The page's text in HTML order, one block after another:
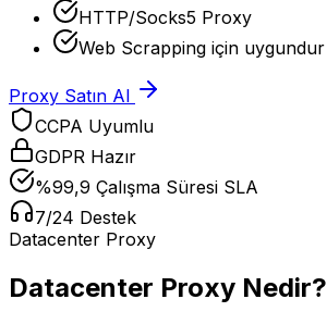
HTTP/Socks5 Proxy
Web Scrapping için uygundur
Proxy Satın Al
CCPA Uyumlu
GDPR Hazır
%99,9 Çalışma Süresi SLA
7/24 Destek
Datacenter Proxy
Datacenter Proxy Nedir?